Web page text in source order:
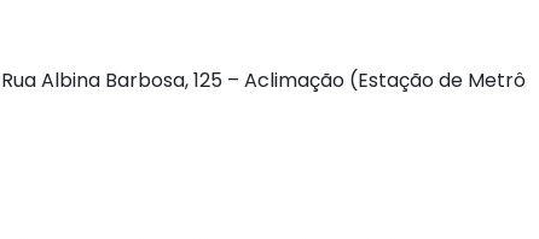
Albina Barbosa, 125 – Aclimação (Estação de Metrô